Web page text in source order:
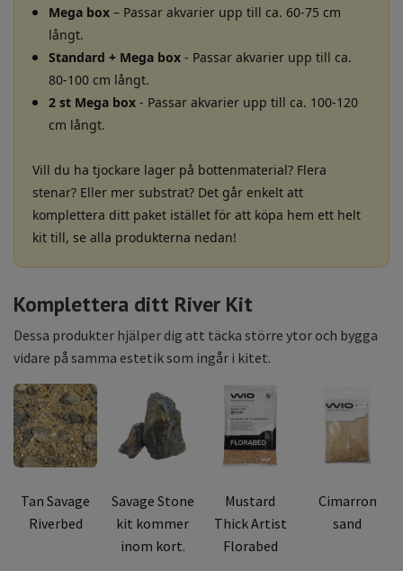
Mega box – Passar akvarier upp till ca. 60-75 cm
långt.
Standard + Mega box - Passar akvarier upp till ca.
80-100 cm långt.
2 st Mega box - Passar akvarier upp till ca. 100-120
cm långt.
Vill du ha tjockare lager på bottenmaterial? Flera
stenar? Eller mer substrat? Det går enkelt att
komplettera ditt paket istället för att köpa hem ett helt
kit till, se alla produkterna nedan!
Komplettera ditt River Kit
Dessa produkter hjälper dig att täcka större ytor och bygga
vidare på samma estetik som ingår i kitet.
Tan Savage
Riverbed
Savage Stone
kit kommer
inom kort.
Mustard
Thick Artist
Florabed
Cimarron
sand